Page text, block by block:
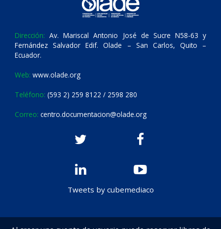
Dirección: Av. Mariscal Antonio José de Sucre N58-63 y
Fernández Salvador Edif. Olade – San Carlos, Quito –
Ecuador.
Web: www.olade.org
Teléfono: (593 2) 259 8122 / 2598 280
Correo: centro.documentacion@olade.org
Tweets by cubemediaco